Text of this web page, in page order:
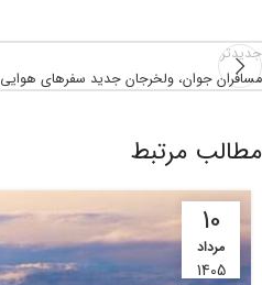
جدیدتر
مسافران جوان، ولخرجان جدید سفرهای هوایی
مطالب مرتبط
10
مرداد
1405